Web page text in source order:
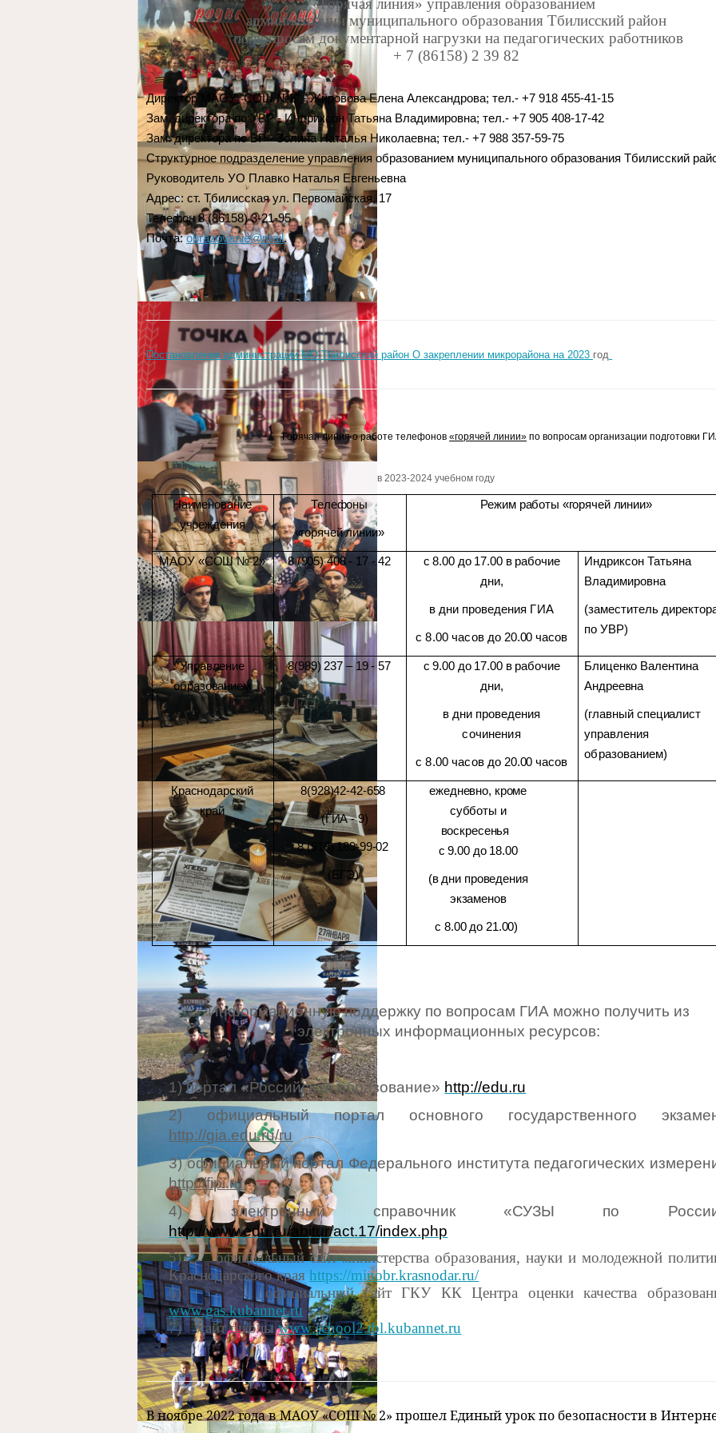
«Горячая линия» управления образованием
администрации муниципального образования Тбилисский район
по вопросам документарной нагрузки на педагогических работников
+ 7 (86158) 2 39 82
Директор МАОУ "СОШ №2" - Жировова Елена Александрова; тел.- +7 918 455-41-15
Зам. директора по УВР - Индриксон Татьяна Владимировна; тел.- +7 905 408-17-42
Зам. директора по ВР - Золина Наталья Николаевна; тел.- +7 988 357-59-75
Структурное подразделение управления образованием муниципального образования Тбилисский
Руководитель УО Плавко Наталья Евгеньевна
Адрес: ст. Тбилисская ул. Первомайская, 17
Телефон 8 (86158) 3-21-95
Почта:obrazovanie@mail.
Постановление администрации МО Тбилисский район О закреплении микрорайона на 2023 год
Горячая линия о работе телефонов«горячей линии» по вопросам организации подготовки
в 2023-2024 учебном году
Наименование
учреждения
Телефоны
«горячей линии»
Режим работы «горячей линии»
МАОУ «СОШ № 2» 8 (905) 408 - 17 - 42
с 8.00 до 17.00 в рабочие
дни,
в дни проведения ГИА
с 8.00 часов до 20.00 часов
Индриксон Татьяна
Владимировна
(заместитель
по УВР)
Управление
образованием
8(989) 237 – 19 - 57
с 9.00 до 17.00 в рабочие
дни,
в дни проведения
сочинения
с 8.00 часов до 20.00 часов
Блиценко Валентина
Андреевна
(главный специалист
управления
образованием)
Краснодарский
край
8(928)42-42-658
(ГИА - 9)
8 (918) 189-99-02
(ЕГЭ)
ежедневно, кроме
субботы и
воскресенья
с 9.00 до 18.00
(в дни проведения
экзаменов
с 8.00 до 21.00)
Информационную поддержку по вопросам ГИА можно получить из
электронных информационных ресурсов:
1) портал «Российское образование» http://edu.ru
2) официальный портал основного государственного
http://gia.edu.ru/ru
3) официальный портал Федерального института педагогических
http://fipi.ru
4) электронный справочник «СУЗЫ по
http://www.edu.ru/abitur/act.17/index.php
5)
официальный сайт министерства образования, науки и молодежной
Краснодарского краяhttps://minobr.krasnodar.ru/
6)
официальный сайт ГКУ КК Центра оценки качества
www.gas.kubannet.ru
7)
сайт школыwww.school2.tbl.kubannet.ru
В ноябре 2022 года в МАОУ «СОШ № 2» прошел Единый урок по безопасности в